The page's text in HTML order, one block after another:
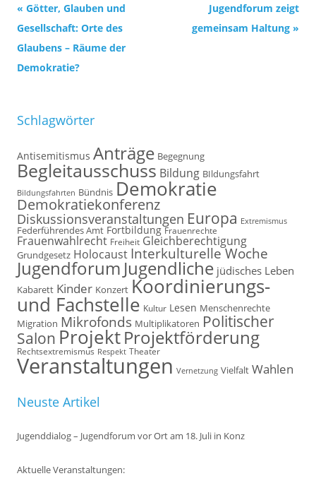
Beitrags-
Navigation
« Götter, Glauben und
Gesellschaft: Orte des
Glaubens – Räume der
Demokratie?
Jugendforum zeigt
gemeinsam Haltung »
Schlagwörter
Antisemitismus Anträge Begegnung
Begleitausschuss Bildung BIldungsfahrt
Bildungsfahrten Bündnis Demokratie
Demokratiekonferenz
Diskussionsveranstaltungen Europa Extremismus
Federführendes Amt Fortbildung Frauenrechte
Frauenwahlrecht Freiheit Gleichberechtigung
Grundgesetz Holocaust Interkulturelle Woche
Jugendforum Jugendliche jüdisches Leben
Kabarett Kinder Konzert Koordinierungs-
und Fachstelle Kultur Lesen Menschenrechte
Migration Mikrofonds Multiplikatoren Politischer
Salon ProjektProjektförderung
Rechtsextremismus Respekt Theater
Veranstaltungen Vernetzung Vielfalt Wahlen
Neuste Artikel
Jugenddialog – Jugendforum vor Ort am 18. Juli in Konz
Aktuelle Veranstaltungen: